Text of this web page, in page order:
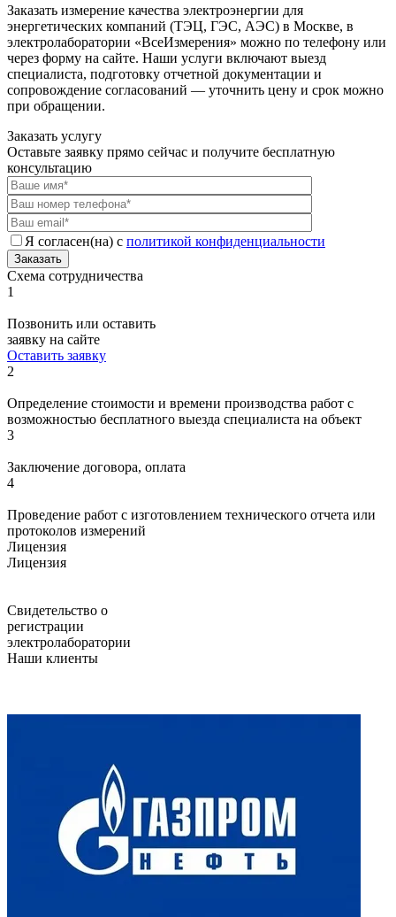
Заказать измерение качества электроэнергии для
энергетических компаний (ТЭЦ, ГЭС, АЭС) в Москве, в
электролаборатории «ВсеИзмерения» можно по телефону или
через форму на сайте. Наши услуги включают выезд
специалиста, подготовку отчетной документации и
сопровождение согласований — уточнить цену и срок можно
при обращении.
Заказать услугу
Оставьте заявку прямо сейчас и получите бесплатную
консультацию
Я согласен(на) с политикой конфиденциальности
Заказать
Схема сотрудничества
1
Позвонить или оставить
заявку на сайте
Оставить заявку
2
Определение стоимости и времени производства работ с
возможностью бесплатного выезда специалиста на объект
3
Заключение договора, оплата
4
Проведение работ с изготовлением технического отчета или
протоколов измерений
Лицензия
Лицензия
Свидетельство о
регистрации
электролаборатории
Наши клиенты